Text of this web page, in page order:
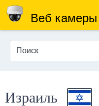
Веб камеры
Израиль